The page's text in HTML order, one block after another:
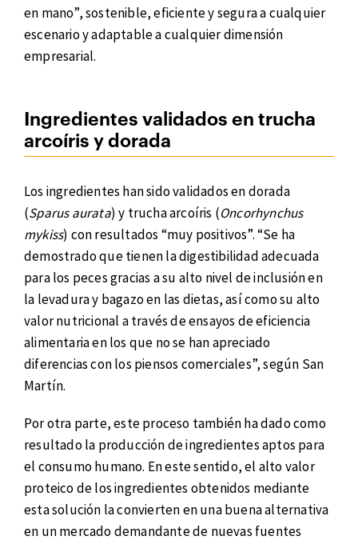
en mano”, sostenible, eficiente y segura a cualquier
escenario y adaptable a cualquier dimensión
empresarial.
Ingredientes validados en trucha
arcoíris y dorada
Los ingredientes han sido validados en dorada
(Sparus aurata) y trucha arcoíris (Oncorhynchus
mykiss) con resultados “muy positivos”. “Se ha
demostrado que tienen la digestibilidad adecuada
para los peces gracias a su alto nivel de inclusión en
la levadura y bagazo en las dietas, así como su alto
valor nutricional a través de ensayos de eficiencia
alimentaria en los que no se han apreciado
diferencias con los piensos comerciales”, según San
Martín.
Por otra parte, este proceso también ha dado como
resultado la producción de ingredientes aptos para
el consumo humano. En este sentido, el alto valor
proteico de los ingredientes obtenidos mediante
esta solución la convierten en una buena alternativa
en un mercado demandante de nuevas fuentes